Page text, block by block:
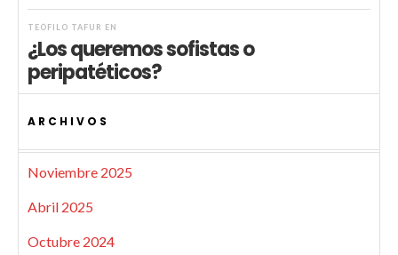
TEÓFILO TAFUR EN
¿Los queremos sofistas o
peripatéticos?
ARCHIVOS
Noviembre 2025
Abril 2025
Octubre 2024